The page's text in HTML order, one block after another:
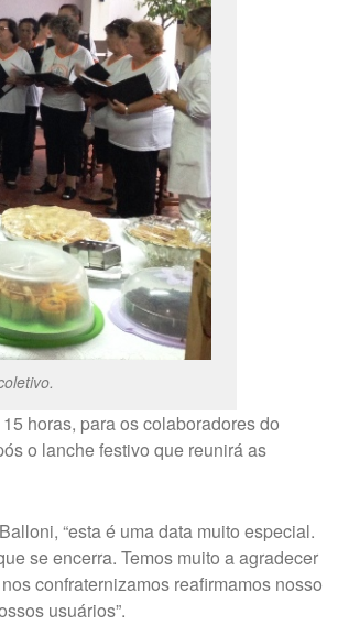
horas, para os colaboradores do
o lanche festivo que reunirá as
“esta é uma data muito especial.
se encerra. Temos muito a agradecer
confraternizamos reafirmamos nosso
usuários”.